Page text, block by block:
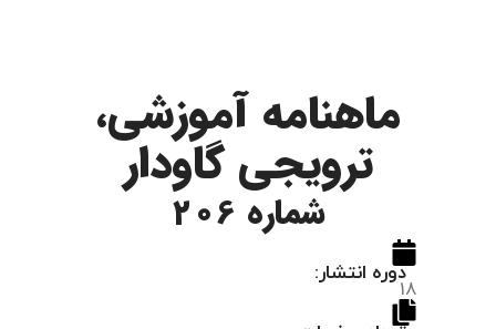
ماهنامه آموزشی،
ترویجی گاودار
شماره 206
دوره انتشار:
18